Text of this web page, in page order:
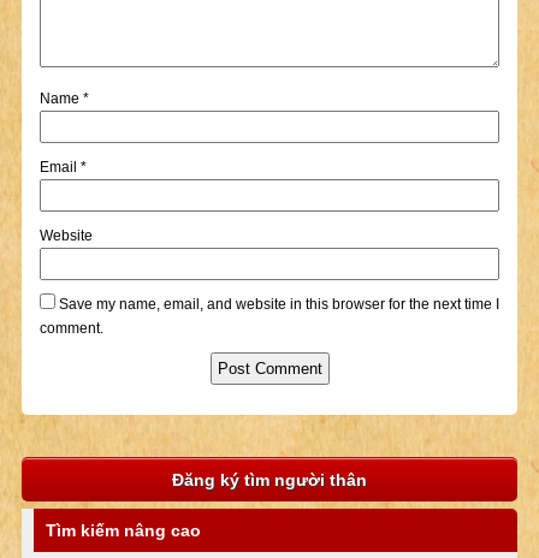
Name *
Email *
Website
Save my name, email, and website in this browser for the next time I
comment.
Đăng ký tìm người thân
Tìm kiếm nâng cao